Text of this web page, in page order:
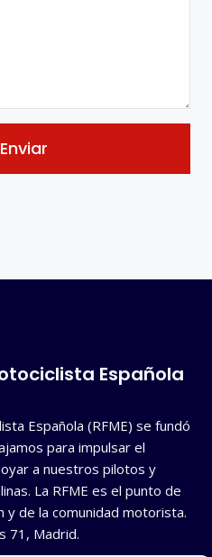
Enviar
Española
Española (RFME) se fundó
para impulsar el
a nuestros pilotos y
La RFME es el punto de
y de la comunidad motorista.
71, Madrid.